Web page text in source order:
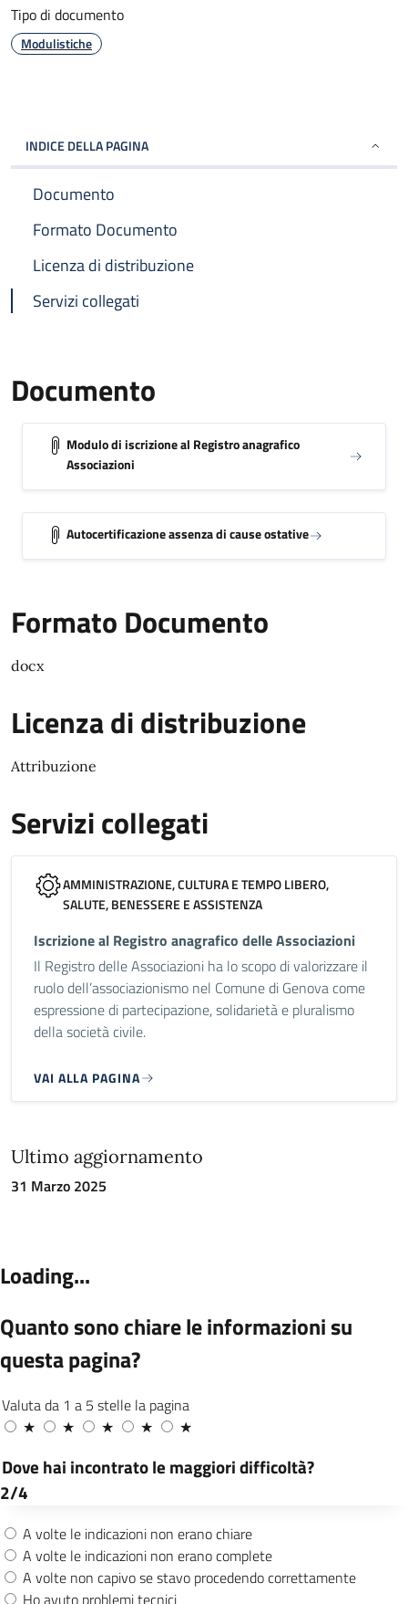
Tipo di documento
Modulistiche
INDICE DELLA PAGINA
Documento
Formato Documento
Licenza di distribuzione
Servizi collegati
Documento
Modulo di iscrizione al Registro anagrafico
Associazioni
Autocertificazione assenza di cause ostative
Formato Documento
docx
Licenza di distribuzione
Attribuzione
Servizi collegati
AMMINISTRAZIONE, CULTURA E TEMPO LIBERO,
SALUTE, BENESSERE E ASSISTENZA
Iscrizione al Registro anagrafico delle Associazioni
Il Registro delle Associazioni ha lo scopo di valorizzare il
ruolo dell’associazionismo nel Comune di Genova come
espressione di partecipazione, solidarietà e pluralismo
della società civile.
VAI ALLA PAGINA
Ultimo aggiornamento
31 Marzo 2025